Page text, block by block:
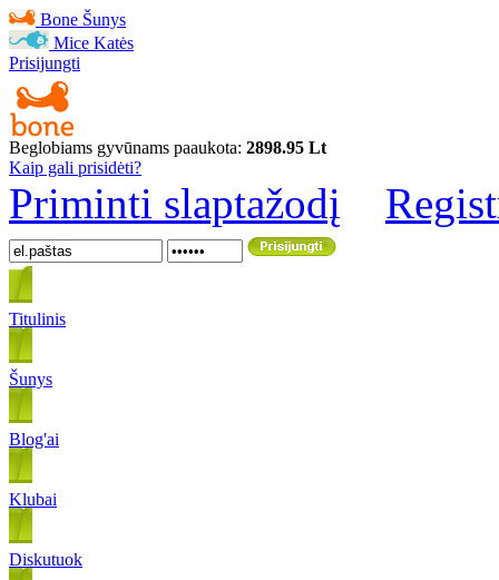
Bone Šunys
Mice Katės
Prisijungti
Beglobiams gyvūnams paaukota: 2898.95 Lt
Kaip gali prisidėti?
Priminti slaptažodį
Titulinis
Šunys
Blog'ai
Klubai
Diskutuok